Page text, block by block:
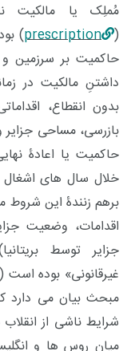
مُملِک یا مالکیت
(
prescription
)
حاکمیت بر سرزمین و
داشتنِ مالکیت در
بدون انقطاع،
بازرسی، مساحی
حاکمیت یا اعادۀ
خلال سال های اشغال
برهم زنندۀ این شروط
مبحث بیان می دارد
میان روس ها و